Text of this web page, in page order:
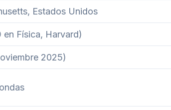
Estados Unidos
en Física, Harvard)
2025)